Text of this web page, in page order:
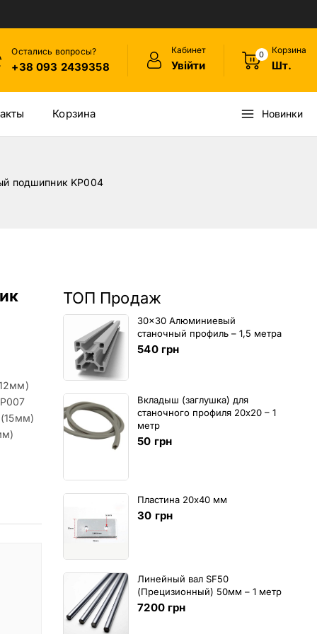
Остались вопросы?
+38 093 2439358
Кабинет
Увійти
0 Корзина
Шт.
Корзина Новинки
подшипник KP004
ТОП Продаж
30x30 Алюминиевый
станочный профиль – 1,5 метра
540 грн
Вкладыш (заглушка) для
станочного профиля 20х20 – 1
метр
50 грн
Пластина 20х40 мм
30 грн
Линейный вал SF50
(Прецизионный) 50мм – 1 метр
7200 грн